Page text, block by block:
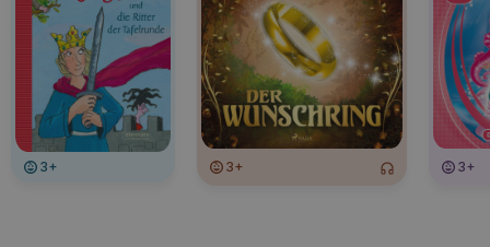
3+ 3+ 3+